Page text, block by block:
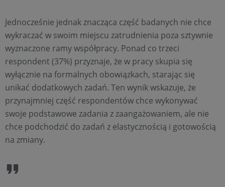
Jednocześnie jednak znacząca część badanych nie chce
wykraczać w swoim miejscu zatrudnienia poza sztywnie
wyznaczone ramy współpracy. Ponad co trzeci
respondent (37%) przyznaje, że w pracy skupia się
wyłącznie na formalnych obowiązkach, starając się
unikać dodatkowych zadań. Ten wynik wskazuje, że
przynajmniej część respondentów chce wykonywać
swoje podstawowe zadania z zaangażowaniem, ale nie
chce podchodzić do zadań z elastycznością i gotowością
na zmiany.